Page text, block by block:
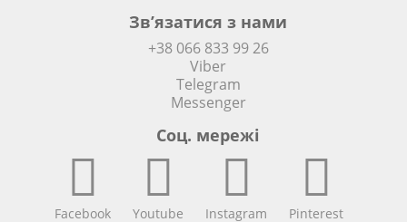
Зв’язатися з нами
+38 066 833 99 26
Viber
Telegram
Messenger
Соц. мережi
Facebook Youtube Instagram Pinterest